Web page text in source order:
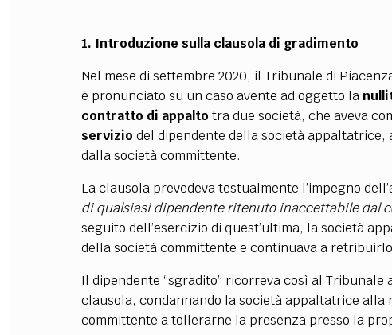
1. Introduzione sulla clausola di gradimento
Nel mese di settembre 2020, il Tribunale di
è pronunciato su un caso avente ad oggetto la
contratto di appalto tra due società, che aveva
servizio del dipendente della società
dalla società committente.
La clausola prevedeva testualmente l’impegno
di qualsiasi dipendente ritenuto inaccettabile dal
seguito dell’esercizio di quest’ultima, la società
della società committente e continuava a
Il dipendente “sgradito” ricorreva così al
clausola, condannando la società appaltatrice alla
committente a tollerarne la presenza presso la